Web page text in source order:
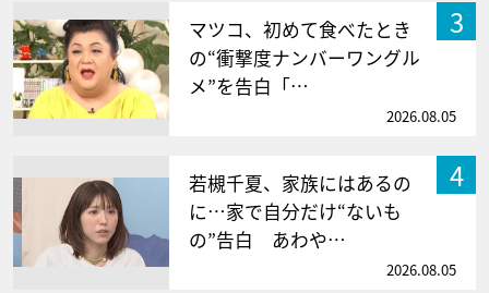
3
マツコ、初めて食べたとき
の“衝撃度ナンバーワングル
メ”を告白「…
2026.08.05
4
若槻千夏、家族にはあるの
に…家で自分だけ“ないも
の”告白 あわや…
2026.08.05